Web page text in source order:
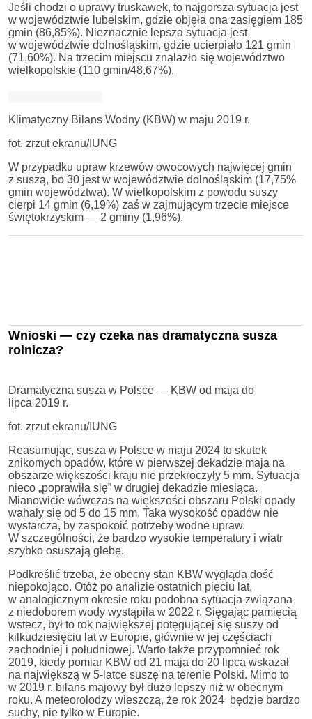
Jeśli chodzi o uprawy truskawek, to najgorsza sytuacja jest
w województwie lubelskim, gdzie objęła ona zasięgiem 185
gmin (86,85%). Nieznacznie lepsza sytuacja jest
w województwie dolnośląskim, gdzie ucierpiało 121 gmin
(71,60%). Na trzecim miejscu znalazło się województwo
wielkopolskie (110 gmin/48,67%).
Klimatyczny Bilans Wodny (KBW) w maju 2019 r.
fot. zrzut ekranu/IUNG
W przypadku upraw krzewów owocowych najwięcej gmin
z suszą, bo 30 jest w województwie dolnośląskim (17,75%
gmin województwa). W wielkopolskim z powodu suszy
cierpi 14 gmin (6,19%) zaś w zajmującym trzecie miejsce
świętokrzyskim — 2 gminy (1,96%).
Wnioski — czy czeka nas dramatyczna susza
rolnicza?
Dramatyczna susza w Polsce — KBW od maja do
lipca 2019 r.
fot. zrzut ekranu/IUNG
Reasumując, susza w Polsce w maju 2024 to skutek
znikomych opadów, które w pierwszej dekadzie maja na
obszarze większości kraju nie przekroczyły 5 mm. Sytuacja
nieco „poprawiła się” w drugiej dekadzie miesiąca.
Mianowicie wówczas na większości obszaru Polski opady
wahały się od 5 do 15 mm. Taka wysokość opadów nie
wystarcza, by zaspokoić potrzeby wodne upraw.
W szczególności, że bardzo wysokie temperatury i wiatr
szybko osuszają glebę.
Podkreślić trzeba, że obecny stan KBW wygląda dość
niepokojąco. Otóż po analizie ostatnich pięciu lat,
w analogicznym okresie roku podobna sytuacja związana
z niedoborem wody wystąpiła w 2022 r. Sięgając pamięcią
wstecz, był to rok największej potęgującej się suszy od
kilkudziesięciu lat w Europie, głównie w jej częściach
zachodniej i południowej. Warto także przypomnieć rok
2019, kiedy pomiar KBW od 21 maja do 20 lipca wskazał
na największą w 5-latce suszę na terenie Polski. Mimo to
w 2019 r. bilans majowy był dużo lepszy niż w obecnym
roku. A meteorolodzy wieszczą, że rok 2024 będzie bardzo
suchy, nie tylko w Europie.